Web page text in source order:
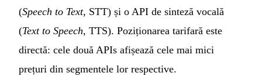
(Speech to Text, STT) și o API de sinteză vocală
(Text to Speech, TTS). Poziționarea tarifară este
directă: cele două APIs afișează cele mai mici
prețuri din segmentele lor respective.